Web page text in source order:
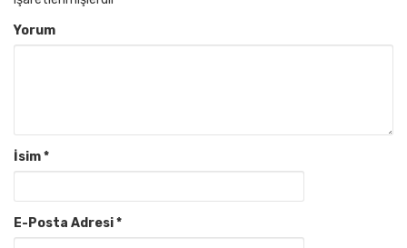
Yorum
İsim*
E-Posta Adresi*